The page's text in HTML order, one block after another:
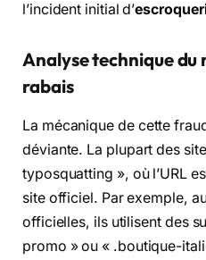
l’incident initial d’
Analyse technique du
rabais
La mécanique de cette
déviante. La plupart des
typosquatting », où l’URL
site officiel. Par exemple,
officielles, ils utilisent des
promo » ou « .boutique-